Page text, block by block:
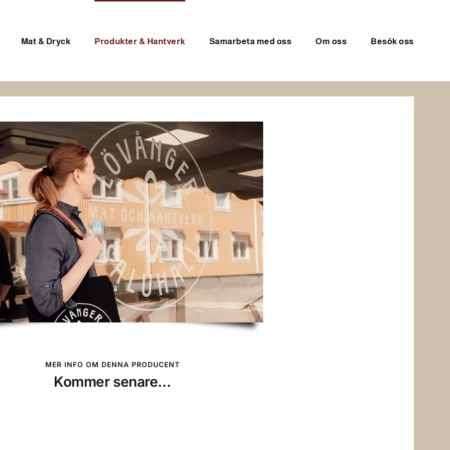
Mat & Dryck Produkter & Hantverk Samarbeta med oss Om oss Besök oss
MER INFO OM DENNA PRODUCENT
Kommer senare…